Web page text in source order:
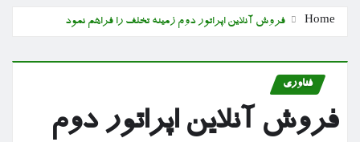
Home فروش آنلاین اپراتور دوم زمینه تخلف را فراهم نمود
فناوری
فروش آنلاین اپراتور دوم